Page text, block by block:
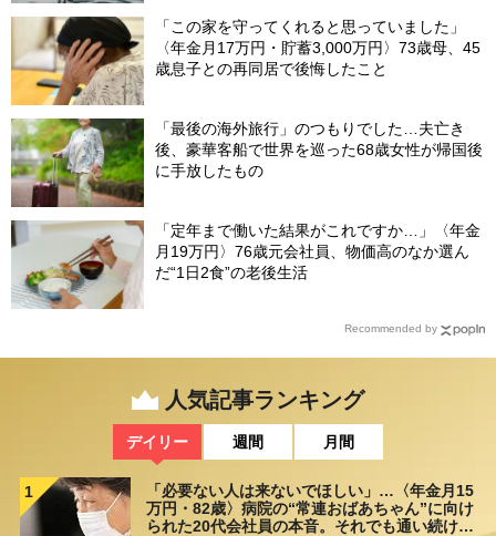
「この家を守ってくれると思っていました」
〈年金月17万円・貯蓄3,000万円〉73歳母、45
歳息子との再同居で後悔したこと
「最後の海外旅行」のつもりでした…夫亡き
後、豪華客船で世界を巡った68歳女性が帰国後
に手放したもの
「定年まで働いた結果がこれですか…」〈年金
月19万円〉76歳元会社員、物価高のなか選ん
だ“1日2食”の老後生活
Recommended by
人気記事ランキング
デイリー 週間 月間
1
「必要ない人は来ないでほしい」…〈年金月15
万円・82歳〉病院の“常連おばあちゃん”に向け
られた20代会社員の本音。それでも通い続ける